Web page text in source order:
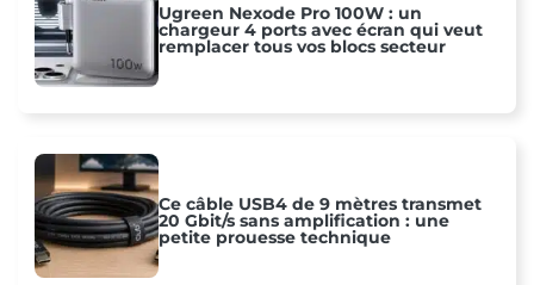
Ugreen Nexode Pro 100W : un
chargeur 4 ports avec écran qui veut
remplacer tous vos blocs secteur
Ce câble USB4 de 9 mètres transmet
20 Gbit/s sans amplification : une
petite prouesse technique